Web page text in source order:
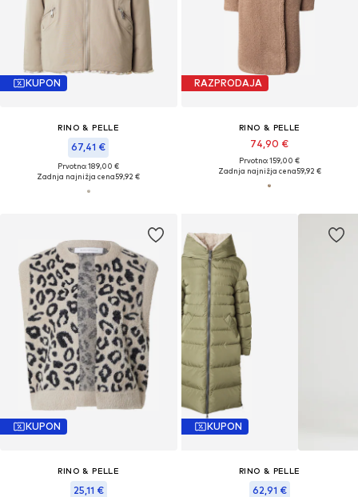
KUPON
RINO & PELLE
67,41 €
Prvotno: 189,00 €
Zadnja najnižja cena59,92 €
RAZPRODAJA
RINO & PELLE
74,90 €
Prvotno: 159,00 €
Zadnja najnižja cena59,92 €
KUPON
RINO & PELLE
25,11 €
KUPON
RINO & PELLE
62,91 €